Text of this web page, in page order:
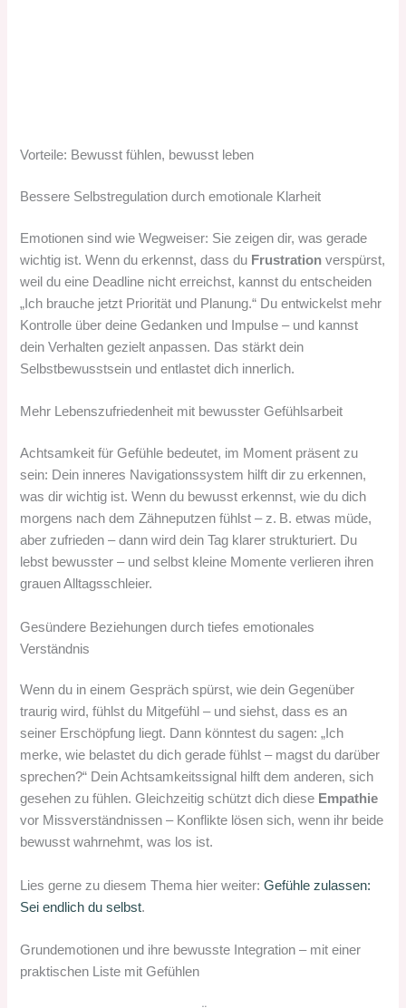
Vorteile: Bewusst fühlen, bewusst leben
Bessere Selbstregulation durch emotionale Klarheit
Emotionen sind wie Wegweiser: Sie zeigen dir, was gerade
wichtig ist. Wenn du erkennst, dass du Frustration verspürst,
weil du eine Deadline nicht erreichst, kannst du entscheiden
„Ich brauche jetzt Priorität und Planung.“ Du entwickelst mehr
Kontrolle über deine Gedanken und Impulse – und kannst
dein Verhalten gezielt anpassen. Das stärkt dein
Selbstbewusstsein und entlastet dich innerlich.
Mehr Lebenszufriedenheit mit bewusster Gefühlsarbeit
Achtsamkeit für Gefühle bedeutet, im Moment präsent zu
sein: Dein inneres Navigationssystem hilft dir zu erkennen,
was dir wichtig ist. Wenn du bewusst erkennst, wie du dich
morgens nach dem Zähneputzen fühlst – z. B. etwas müde,
aber zufrieden – dann wird dein Tag klarer strukturiert. Du
lebst bewusster – und selbst kleine Momente verlieren ihren
grauen Alltagsschleier.
Gesündere Beziehungen durch tiefes emotionales
Verständnis
Wenn du in einem Gespräch spürst, wie dein Gegenüber
traurig wird, fühlst du Mitgefühl – und siehst, dass es an
seiner Erschöpfung liegt. Dann könntest du sagen: „Ich
merke, wie belastet du dich gerade fühlst – magst du darüber
sprechen?“ Dein Achtsamkeitssignal hilft dem anderen, sich
gesehen zu fühlen. Gleichzeitig schützt dich diese Empathie
vor Missverständnissen – Konflikte lösen sich, wenn ihr beide
bewusst wahrnehmt, was los ist.
Lies gerne zu diesem Thema hier weiter:Gefühle zulassen:
Sei endlich du selbst.
Grundemotionen und ihre bewusste Integration – mit einer
praktischen Liste mit Gefühlen